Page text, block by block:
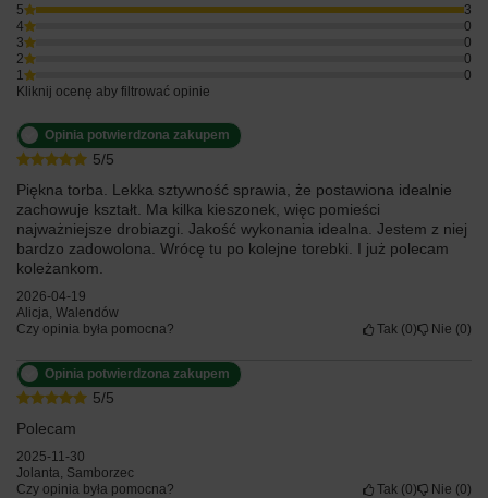
5
3
4
0
3
0
2
0
1
0
Kliknij ocenę aby filtrować opinie
5/5
Opinia potwierdzona zakupem
Piękna torba. Lekka sztywność sprawia, że postawiona idealnie
zachowuje kształt. Ma kilka kieszonek, więc pomieści
najważniejsze drobiazgi. Jakość wykonania idealna. Jestem z niej
bardzo zadowolona. Wrócę tu po kolejne torebki. I już polecam
koleżankom.
2026-04-19
Alicja, Walendów
Czy opinia była pomocna?
Tak 0 Nie 0
5/5
Opinia potwierdzona zakupem
Polecam
2025-11-30
Jolanta, Samborzec
Czy opinia była pomocna?
Tak 0 Nie 0